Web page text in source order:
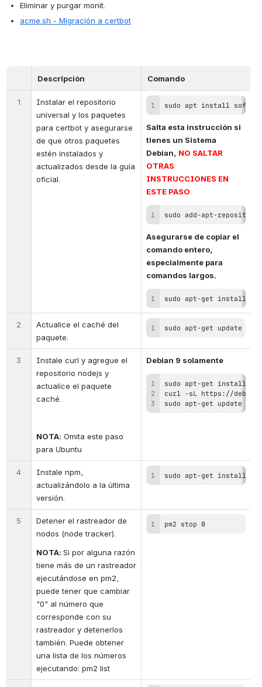
Eliminar y purgar monit.
acme.sh - Migración a certbot
Descripción Comando
1
Instalar el repositorio
universal y los paquetes
para certbot y asegurarse
de que otros paquetes
estén instalados y
actualizados desde la guía
oficial.
sudo apt install
Salta esta instrucción si
tienes un Sistema
Debian, NO SALTAR
OTRAS
INSTRUCCIONES EN
ESTE PASO
sudo add-apt-
Asegurarse de copiar el
comando entero,
especialmente para
comandos largos.
sudo apt-get install
2
Actualice el caché del
paquete.
sudo apt-get update
3
Instale curl y agregue el
repositorio nodejs y
actualice el paquete
caché.
NOTA: Omita este paso
para Ubuntu
Debian 9 solamente
sudo apt-get update
4
Instale npm,
actualizándolo a la última
versión.
sudo apt-get install
5
Detener el rastreador de
nodos (node tracker).
NOTA: Si por alguna razón
tiene más de un rastreador
ejecutándose en pm2,
puede tener que cambiar
"0" al número que
corresponde con su
rastreador y detenerlos
también. Puede obtener
una lista de los números
ejecutando: pm2 list
pm2 stop 0